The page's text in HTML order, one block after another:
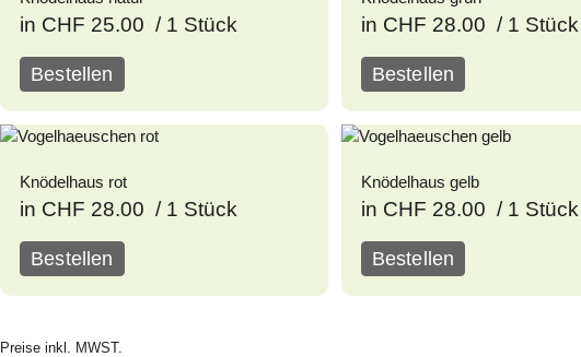
in CHF 25.00 / 1 Stück
Bestellen
in CHF 28.00 / 1 Stück
Bestellen
Knödelhaus rot
in CHF 28.00 / 1 Stück
Bestellen
Knödelhaus gelb
in CHF 28.00 / 1 Stück
Bestellen
Preise inkl. MWST.